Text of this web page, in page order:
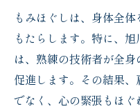
もみほぐしは、身体全
もたらします。特に、
は、熟練の技術者が全
促進します。その結果
でなく、心の緊張もほ